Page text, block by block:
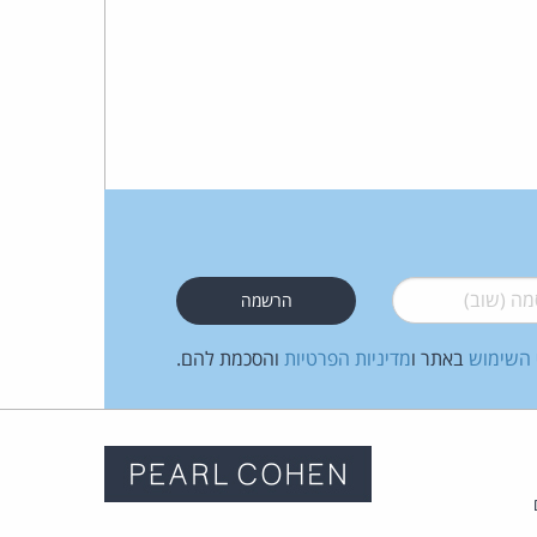
(שוב)*
השימוש באתר ומדיניות הפרטיות והסכמת להם.